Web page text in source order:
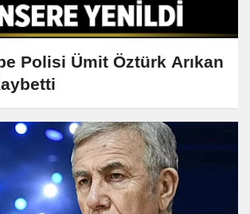
Polisi Ümit Öztürk Arıkan